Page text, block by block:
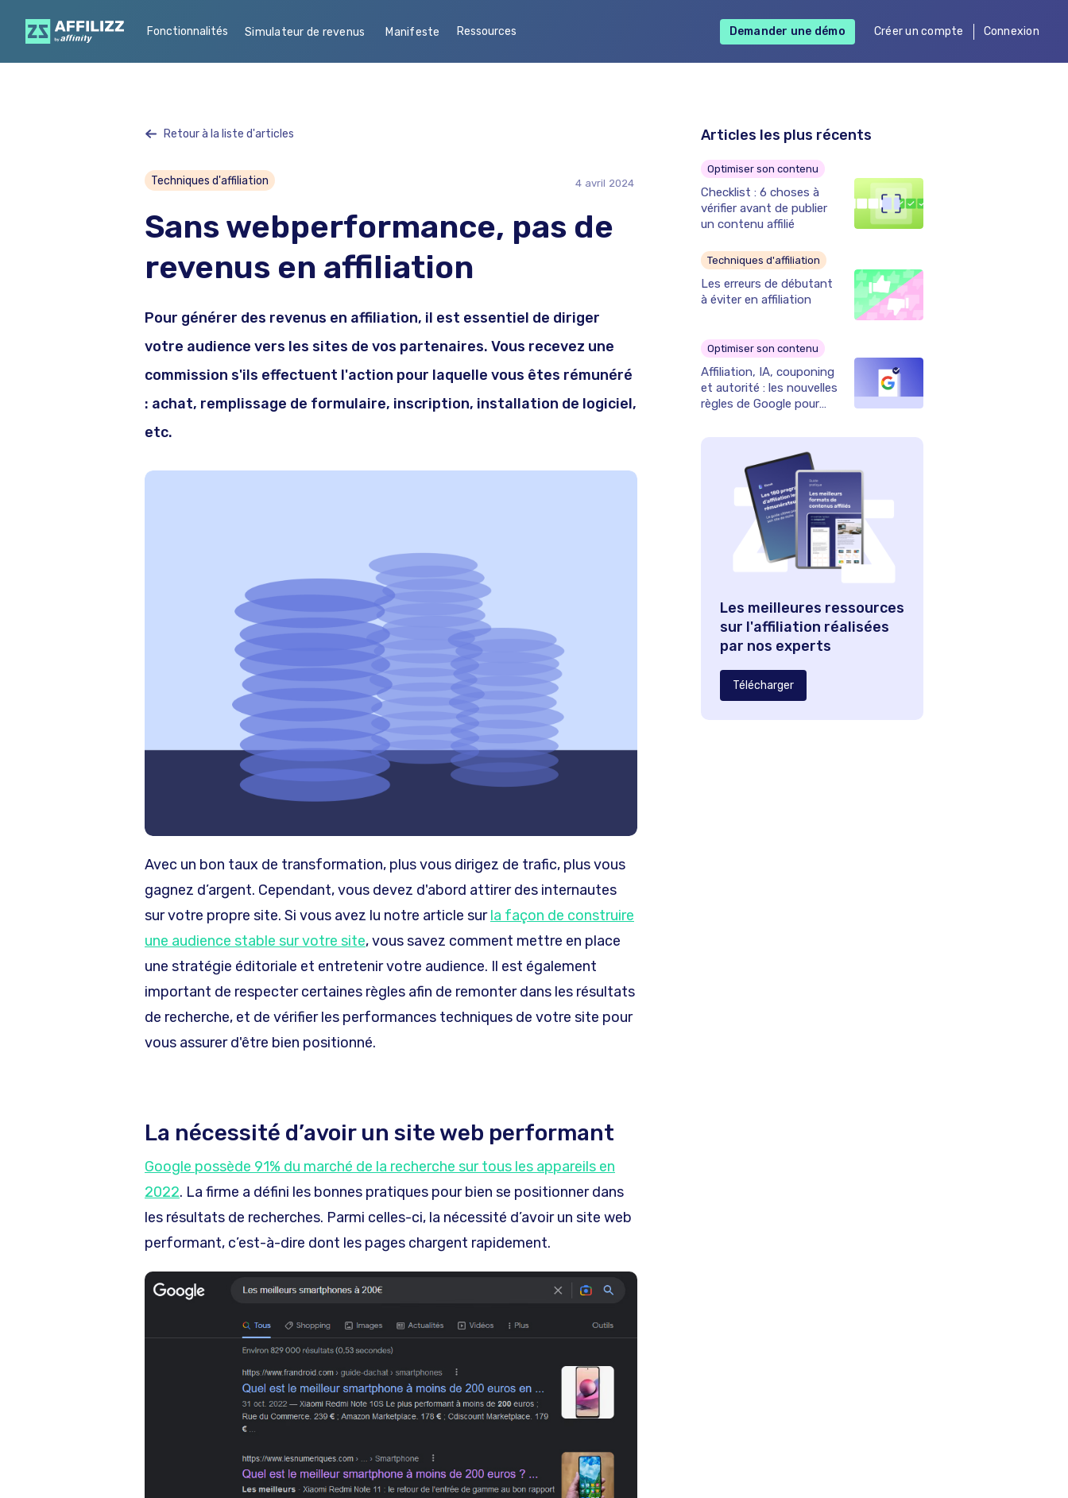
Fonctionnalités Simulateur de revenus Manifeste Ressources Demander une démo Créer un compte Connexion
Retour à la liste d'articles
Techniques d'affiliation 4 avril 2024
Sans webperformance, pas de
revenus en affiliation
Pour générer des revenus en affiliation, il est essentiel de diriger
votre audience vers les sites de vos partenaires. Vous recevez une
commission s'ils effectuent l'action pour laquelle vous êtes rémunéré
: achat, remplissage de formulaire, inscription, installation de logiciel,
etc.
Avec un bon taux de transformation, plus vous dirigez de trafic, plus vous
gagnez d’argent. Cependant, vous devez d'abord attirer des internautes
sur votre propre site. Si vous avez lu notre article surla façon de construire
une audience stable sur votre site, vous savez comment mettre en place
une stratégie éditoriale et entretenir votre audience. Il est également
important de respecter certaines règles afin de remonter dans les résultats
de recherche, et de vérifier les performances techniques de votre site pour
vous assurer d'être bien positionné.
La nécessité d’avoir un site web performant
Google possède 91% du marché de la recherche sur tous les appareils en
2022. La firme a défini les bonnes pratiques pour bien se positionner dans
les résultats de recherches. Parmi celles-ci, la nécessité d’avoir un site web
performant, c’est-à-dire dont les pages chargent rapidement.
Articles les plus récents
Optimiser son contenu
Checklist : 6 choses à
vérifier avant de publier
un contenu affilié
Techniques d'affiliation
Les erreurs de débutant
à éviter en affiliation
Optimiser son contenu
Affiliation, IA, couponing
et autorité : les nouvelles
règles de Google pour
Les meilleures ressources
sur l'affiliation réalisées
par nos experts
Télécharger